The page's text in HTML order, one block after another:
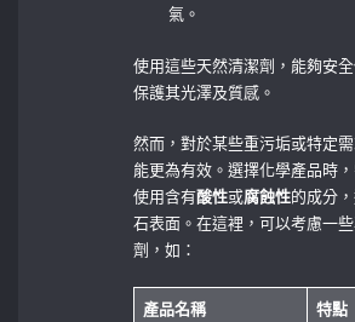
氣。
使用這些天然清潔劑，能夠安
保護其光澤及質感。
然而，對於某些重污垢或特定
能更為有效。選擇化學產品時
使用含有酸性或腐蝕性的成分
石表面。在這裡，可以考慮一
劑，如：
產品名稱 特點